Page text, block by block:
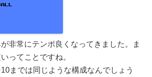
非常にテンポ良くなってきました。ま
ってことですね。
までは同じような構成なんでしょう